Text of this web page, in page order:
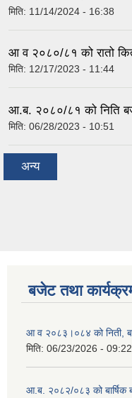
मिति: 11/14/2024 - 16:38
आ व २०८०/८१ को रातो
मिति: 12/17/2023 - 11:44
आ.ब. २०८०/८१ को निति
मिति: 06/28/2023 - 10:51
अन्य
बजेट तथा
आ व २०८३।०८४ को निती,
मिति: 06/23/2026 - 09:22
आ.ब. २०८२/०८३ को